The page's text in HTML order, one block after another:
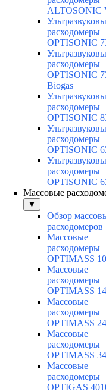
ALTOSONIC
расходомеры
OPTISONIC
расходомеры
OPTISONIC
Biogas
расходомеры
OPTISONIC
расходомеры
OPTISONIC
расходомеры
OPTISONIC
Массовые
▼
Обзор
расходомеров
Массовые
расходомеры
OPTIMASS
Массовые
расходомеры
OPTIMASS
Массовые
расходомеры
OPTIMASS
Массовые
расходомеры
OPTIMASS
Массовые
расходомеры
OPTIGAS